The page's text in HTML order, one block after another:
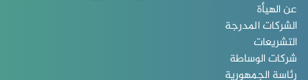
عن الهيأة
الشركات المدرجة
التشريعات
شركات الوساطة
رئاسة الجمهورية